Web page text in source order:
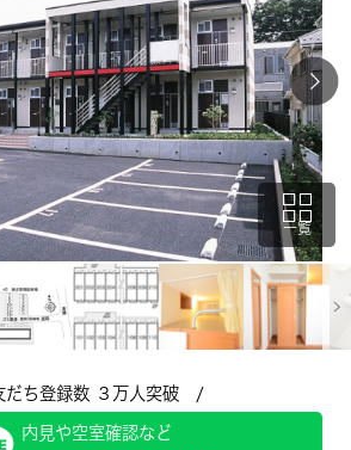
一覧
ち登録数 ３万人突破 /
内見や空室確認など